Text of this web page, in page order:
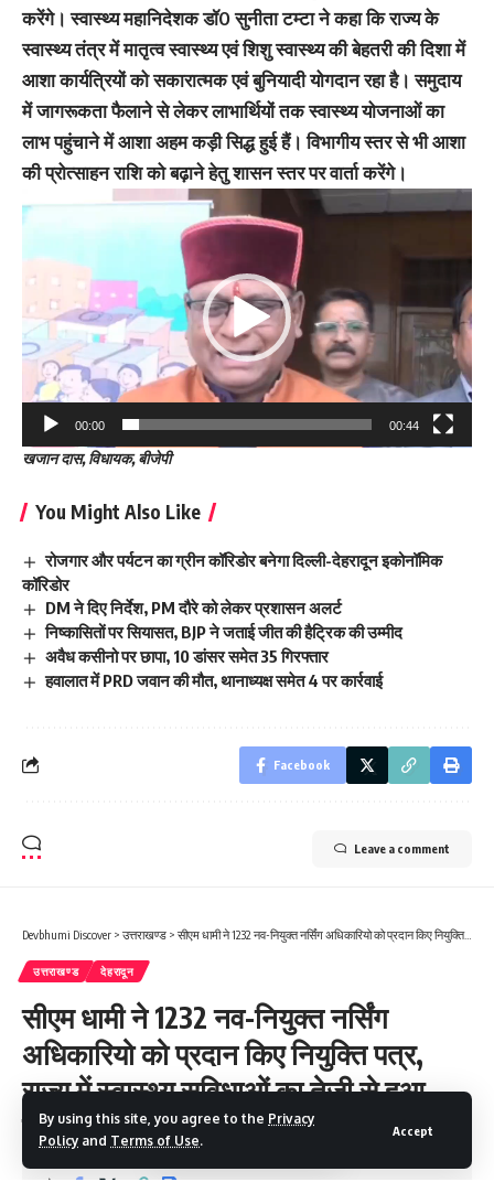
By using this site, you agree to the Privacy
Policy and Terms of Use.
Accept
करेंगे। स्वास्थ्य महानिदेशक डॉ0 सुनीता टम्टा ने कहा कि राज्य के
स्वास्थ्य तंत्र में मातृत्व स्वास्थ्य एवं शिशु स्वास्थ्य की बेहतरी की दिशा में
आशा कार्यत्रियों को सकारात्मक एवं बुनियादी योगदान रहा है। समुदाय
में जागरूकता फैलाने से लेकर लाभार्थियों तक स्वास्थ्य योजनाओं का
लाभ पहुंचाने में आशा अहम कड़ी सिद्ध हुई हैं। विभागीय स्तर से भी आशा
की प्रोत्साहन राशि को बढ़ाने हेतु शासन स्तर पर वार्ता करेंगे।
Video
Player
00:00 00:44
खजान दास, विधायक, बीजेपी
You Might Also Like
रोजगार और पर्यटन का ग्रीन कॉरिडोर बनेगा दिल्ली-देहरादून इकोनॉमिक
कॉरिडोर
DM ने दिए निर्देश, PM दौरे को लेकर प्रशासन अलर्ट
निष्कासितों पर सियासत, BJP ने जताई जीत की हैट्रिक की उम्मीद
अवैध कसीनो पर छापा, 10 डांसर समेत 35 गिरफ्तार
हवालात में PRD जवान की मौत, थानाध्यक्ष समेत 4 पर कार्रवाई
Facebook
Leave a comment
Devbhumi Discover > उत्तराखण्ड > सीएम धामी ने 1232 नव-नियुक्त नर्सिंग अधिकारियो को प्रदान किए नियुक्ति पत्र, राज्य में स्वास्थ्य सुविधाओं का तेजी से हुआ विकास- मुख्यमंत्री
उत्तराखण्ड देहरादून
सीएम धामी ने 1232 नव-नियुक्त नर्सिंग
अधिकारियो को प्रदान किए नियुक्ति पत्र,
राज्य में स्वास्थ्य सुविधाओं का तेजी से हुआ
विकास- मुख्यमंत्री